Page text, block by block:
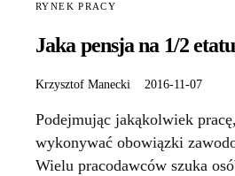
RYNEK PRACY
Jaka pensja na 1/2
Krzysztof Manecki 2016-11-07
Podejmując jakąkolwiek
wykonywać obowiązki
Wielu pracodawców szuka